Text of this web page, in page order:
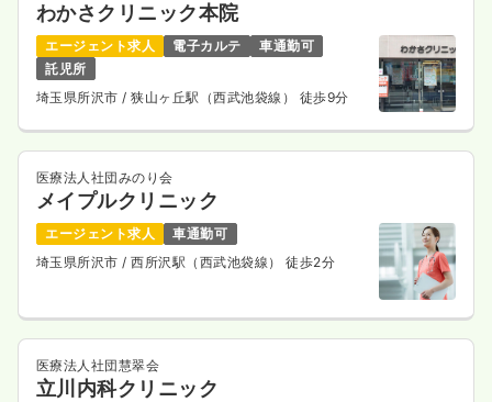
わかさクリニック本院
エージェント求人 電子カルテ
車通勤可
託児所
埼玉県所沢市 / 狭山ヶ丘駅（西武池袋線） 徒歩9分
医療法人社団みのり会
メイプルクリニック
エージェント求人
車通勤可
埼玉県所沢市/ 西所沢駅（西武池袋線） 徒歩2分
医療法人社団慧翠会
立川内科クリニック